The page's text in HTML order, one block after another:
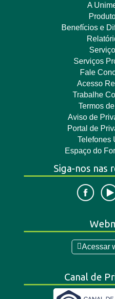
A
Benefícios e
Serviços
Fale
Acesso
Trabalhe
Termos
Aviso de
Portal de
Telefones
Espaço do
Siga-nos nas
Acessar
Canal de